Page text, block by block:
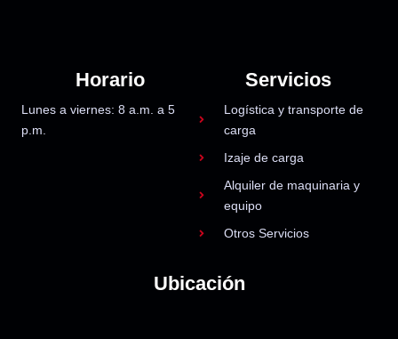
Horario
Lunes a viernes: 8 a.m. a 5
p.m.
Servicios
Logística y transporte de
carga
Izaje de carga
Alquiler de maquinaria y
equipo
Otros Servicios
Ubicación